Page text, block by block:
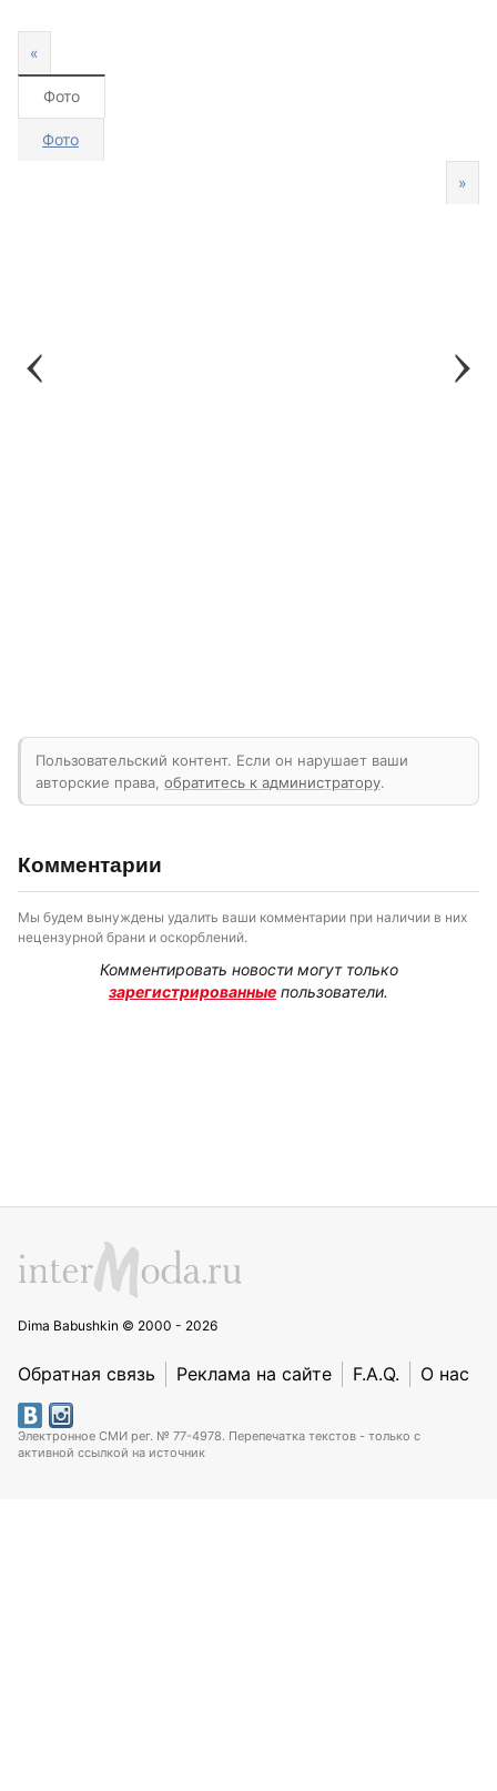
«
Фото
Фото
»
Пользовательский контент. Если он нарушает ваши
авторские права, обратитесь к администратору.
Комментарии
Мы будем вынуждены удалить ваши комментарии при наличии в них
нецензурной брани и оскорблений.
Комментировать новости могут только
зарегистрированные пользователи.
Dima Babushkin © 2000 - 2026
Обратная связь Реклама на сайте F.A.Q. О нас
Электронное СМИ рег. № 77-4978. Перепечатка текстов - только с
активной ссылкой на источник